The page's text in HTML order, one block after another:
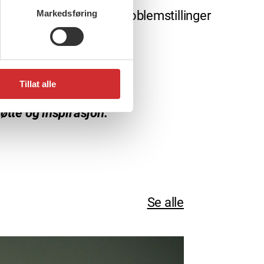
Markedsføring
Tillat alle
å drøfte aktuelle problemstillinger
og inspirasjon.
Se alle